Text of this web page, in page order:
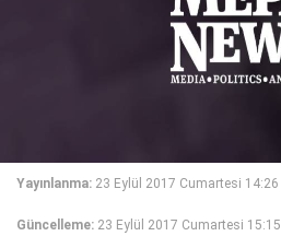
Yayınlanma: 23 Eylül 2017 Cumartesi 14:26
Güncelleme: 23 Eylül 2017 Cumartesi 15:15